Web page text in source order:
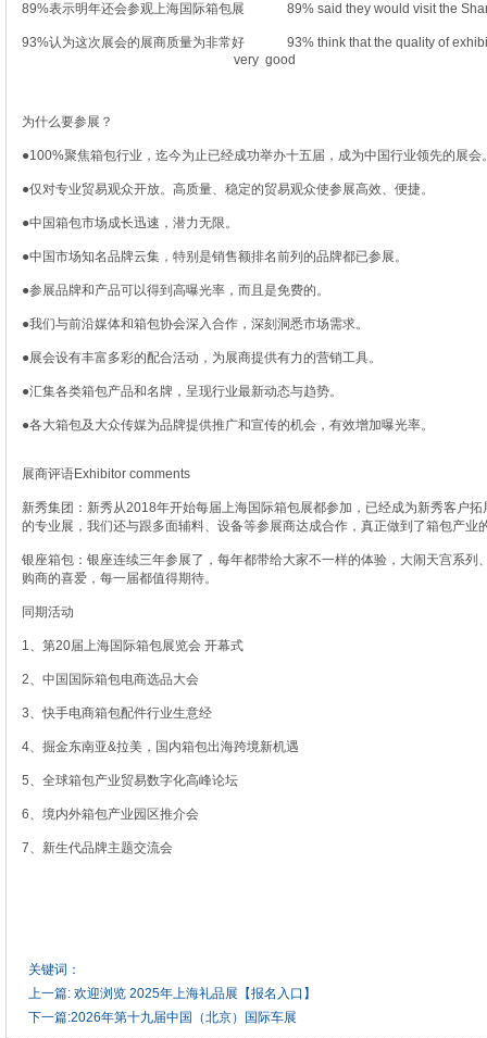
89%表示明年还会参观上海国际箱包展 89% said they would visit the
93%认为这次展会的展商质量为非常好 93% think that the quality
very good
为什么要参展？
●100%聚焦箱包行业，迄今为止已经成功举办十五届，成为中国行业领先的展会
●仅对专业贸易观众开放。高质量、稳定的贸易观众使参展高效、便捷。
●中国箱包市场成长迅速，潜力无限。
●中国市场知名品牌云集，特别是销售额排名前列的品牌都已参展。
●参展品牌和产品可以得到高曝光率，而且是免费的。
●我们与前沿媒体和箱包协会深入合作，深刻洞悉市场需求。
●展会设有丰富多彩的配合活动，为展商提供有力的营销工具。
●汇集各类箱包产品和名牌，呈现行业最新动态与趋势。
●各大箱包及大众传媒为品牌提供推广和宣传的机会，有效增加曝光率。
展商评语Exhibitor comments
新秀集团：新秀从2018年开始每届上海国际箱包展都参加，已经成为新秀客户
的专业展，我们还与跟多面辅料、设备等参展商达成合作，真正做到了箱包产业
银座箱包：银座连续三年参展了，每年都带给大家不一样的体验，大闹天宫系列
购商的喜爱，每一届都值得期待。
同期活动
1、第20届上海国际箱包展览会 开幕式
2、中国国际箱包电商选品大会
3、快手电商箱包配件行业生意经
4、掘金东南亚&拉美，国内箱包出海跨境新机遇
5、全球箱包产业贸易数字化高峰论坛
6、境内外箱包产业园区推介会
7、新生代品牌主题交流会
关键词：
上一篇: 欢迎浏览 2025年上海礼品展【报名入口】
下一篇:2026年第十九届中国（北京）国际车展